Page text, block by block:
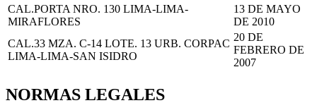
CAL.PORTA NRO. 130 LIMA-LIMA-
MIRAFLORES
13 DE MAYO
DE 2010
CAL.33 MZA. C-14 LOTE. 13 URB. CORPAC
LIMA-LIMA-SAN ISIDRO
20 DE
FEBRERO DE
2007
NORMAS LEGALES